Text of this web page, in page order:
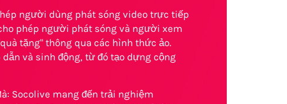
người dùng phát sóng video trực tiếp
phép người phát sóng và người xem
tặng" thông qua các hình thức ảo.
và sinh động, từ đó tạo dựng cộng
Socolive mang đến trải nghiệm